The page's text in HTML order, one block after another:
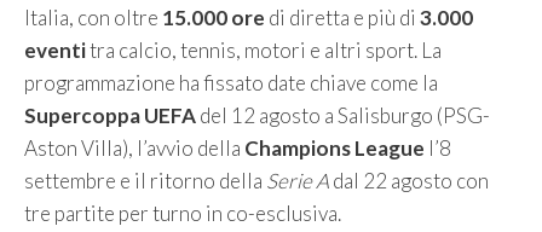
Italia, con oltre 15.000 ore di diretta e più di 3.000
eventitra calcio, tennis, motori e altri sport. La
programmazione ha fissato date chiave come la
Supercoppa UEFAdel 12 agosto a Salisburgo (PSG-
Aston Villa), l’avvio della Champions League l’8
settembre e il ritorno della Serie Adal 22 agosto con
tre partite per turno in co-esclusiva.